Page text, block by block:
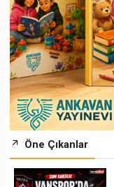
Öne Çıkanlar